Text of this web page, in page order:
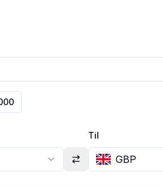
Til
GBP